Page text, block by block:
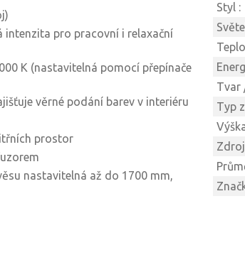
intenzita pro pracovní i relaxační
K (nastavitelná pomocí přepínače
věrné podání barev v interiéru
prostor
nastavitelná až do 1700 mm,
Styl :
Tvar
Typ